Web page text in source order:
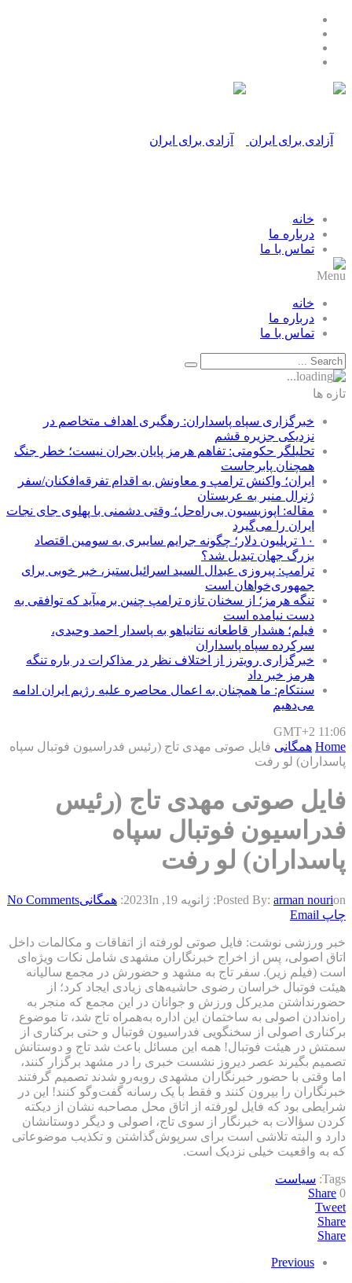
خانه
درباره ما
تماس با ما
Menu
خانه
درباره ما
تماس با ما
تازه ها
خبرگزاری سپاه پاسداران: رهگیری اهداف متخاصم در
نزدیکی جزیره قشم
تحلیلگر حکومتی: تفاهم هرمز پایان بحران نیست؛ خطر جنگ
همچنان پابرجاست
ایران؛ واکنش ترامپ و معاونش به اقدام تفرقه‌افکنان/سفر
ژنرال منیر به عربستان
مقاله: اپوزیسیون بی‌راه‌حل؛ وقتی دشمنی با پهلوی جای نجات
ایران را می‌گیرد
۱۰ تریلیون دلار؛ چگونه جرایم سایبری به سومین اقتصاد
بزرگ جهان تبدیل شد؟
ترامپ: پیروزی عبدال السید اسرائیل‌ستیز، خبر خوبی برای
جمهوری‌خواهان است
تنگه هرمز؛ از سخنان تازه ترامپ چنین برمیآید که توافقی به
دست نیامده است
فیلم؛ هشدار قاطعانه نتانیاهو به پاسدار احمد وحیدی،
سرکرده سپاه پاسداران
خبرگزاری رویترز از اختلاف نظر در مذاکرات در باره تنگه
هرمز خبر داد
سنتکام: ما همچنان به اعمال محاصره علیه رژیم ایران ادامه
می‌دهیم
GMT+2 11:06
Home همگانی فایل صوتی مهدی تاج (رئیس فدراسیون فوتبال سپاه
پاسداران) لو رفت
فایل صوتی مهدی تاج (رئیس
فدراسیون فوتبال سپاه
پاسداران) لو رفت
Posted By: arman nourion: ژانویه 19, 2023 In: همگانیNo Comments
چاپ Email
خبر ورزشی نوشت: فایل صوتی لورفته از اتفاقات و مکالمات داخل
اتاق اصولی، پس از اخراج خبرنگاران مشهدی شامل نکات ویژه‌ای
است‌ (فیلم زیر). سفر تاج به مشهد و حضورش در مجمع سالیانه
هیئت فوتبال خراسان رضوی حاشیه‌های زیادی ایجاد کرد؛ از
حضورنداشتن مدیرکل ورزش و جوانان در این مجمع که منجر به
راه‌ندادن اصولی به ساختمان این اداره به‌همراه تاج شد، تا موضوع
برکناری اصولی از سخنگویی فدراسیون فوتبال و حتی برکناری از
سمتش در هیئت فوتبال! همه این مسائل باعث شد تاج و دوستانش
تصمیم بگیرند عصر دیروز نشست خبری را در مشهد برگزار کنند،
اما وقتی با حضور خبرنگاران مشهدی روبه‌رو شدند تصمیم گرفتند
خبرنگاران را بیرون کنند و فقط با یک رسانه گفت‌وگو کنند! این در
شرایطی بود که فایل لورفته از اتاق محل مصاحبه نشان از دیکته‌
کردن سؤالات به خبرنگار از سوی تاج، اصولی و دیگر دوستانشان
دارد و البته تلاشی است برای سرپوش‌گذاشتن و تکذیب موضوعاتی
که به واقعیت خیلی نزدیک است.
Tags: سیاست
Share 0
Tweet
Share
Share
Previous